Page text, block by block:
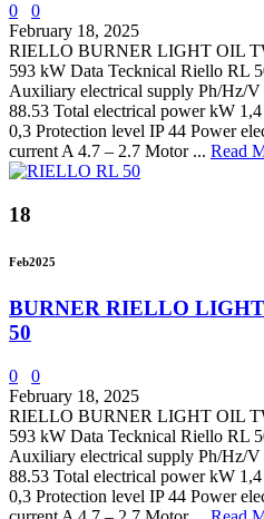
0
0
February 18, 2025
RIELLO BURNER LIGHT OIL
593 kW Data Tecknical Riello RL
Auxiliary electrical supply Ph/Hz/
88.53 Total electrical power kW
0,3 Protection level IP 44 Power
current A 4.7 – 2.7 Motor ... Read
18
Feb2025
BURNER RIELLO
50
0
0
February 18, 2025
RIELLO BURNER LIGHT OIL
593 kW Data Tecknical Riello RL
Auxiliary electrical supply Ph/Hz/
88.53 Total electrical power kW
0,3 Protection level IP 44 Power